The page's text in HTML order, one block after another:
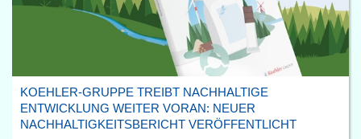
KOEHLER-GRUPPE TREIBT NACHHALTIGE
ENTWICKLUNG WEITER VORAN: NEUER
NACHHALTIGKEITSBERICHT VERÖFFENTLICHT